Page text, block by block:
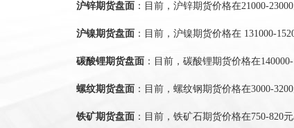
沪锌期货盘面 ：目前，沪锌期货价格在21000-23000
沪镍期货盘面 ：目前，沪镍期货价格在 131000-
碳酸锂期货盘面 ：目前，碳酸锂期货价格在
螺纹期货盘面 ：目前，螺纹钢期货价格在3000-3200
铁矿期货盘面 ：目前，铁矿石期货价格在750-820元